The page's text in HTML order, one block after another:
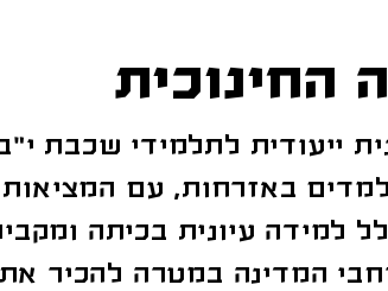
החינוכית
ייעודית לתלמידי שכבת
באזרחות, עם המציאות
למידה עיונית בכיתה
המדינה במטרה להכיר